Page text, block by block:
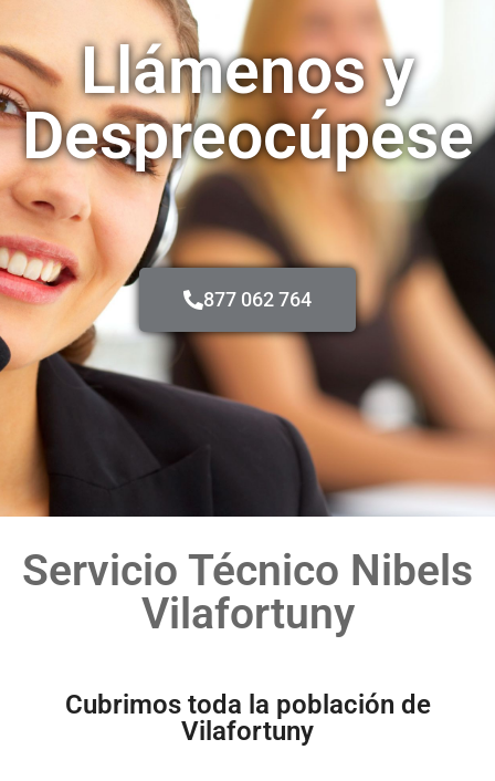
Llámenos y
Despreocúpese
877 062 764
Servicio Técnico Nibels
Vilafortuny
Cubrimos toda la población de
Vilafortuny